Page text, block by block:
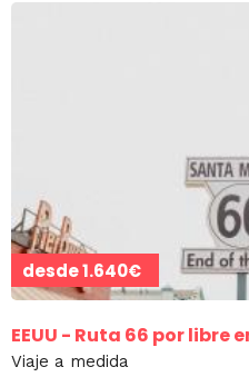
desde1.640€
EEUU - Ruta 66 por libre
Viaje a medida